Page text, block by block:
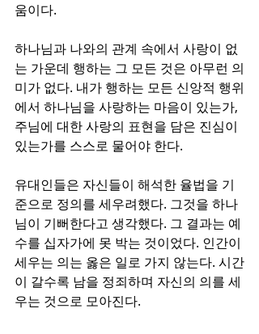
움이다.
하나님과 나와의 관계 속에서 사랑이 없
는 가운데 행하는 그 모든 것은 아무런 의
미가 없다. 내가 행하는 모든 신앙적 행위
에서 하나님을 사랑하는 마음이 있는가,
주님에 대한 사랑의 표현을 담은 진심이
있는가를 스스로 물어야 한다.
유대인들은 자신들이 해석한 율법을 기
준으로 정의를 세우려했다. 그것을 하나
님이 기뻐한다고 생각했다. 그 결과는 예
수를 십자가에 못 박는 것이었다. 인간이
세우는 의는 옳은 일로 가지 않는다. 시간
이 갈수록 남을 정죄하며 자신의 의를 세
우는 것으로 모아진다.